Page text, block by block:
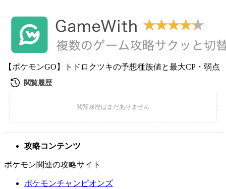
【ポケモンGO】トドロクツキの予想種族値と最大CP・弱点
攻略コンテンツ
ポケモン関連の攻略サイト
ポケモンチャンピオンズ